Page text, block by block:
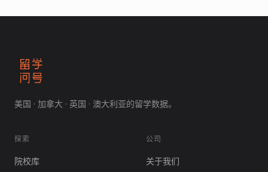
美国 · 加拿大 · 英国 · 澳大利亚的留学数据。
探索
院校库
公司
关于我们